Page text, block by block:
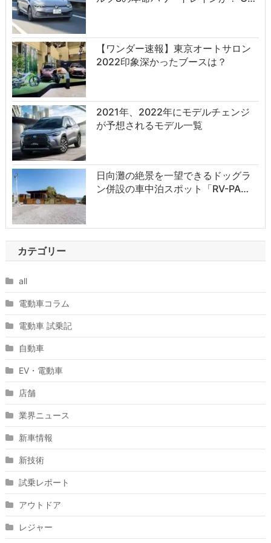
【ワンダー速報】東京オートサロン
2022印象深かったブースは？
2021年、2022年にモデルチェンジ
が予想されるモデル一覧
日向灘の絶景を一望できるドッグラ
ン併設の車中泊スポット「RV-PA…
カテゴリー
all
電動車コラム
電動車 試乗記
自動車
EV・電動車
店舗
業界ニュース
新車情報
新技術
試乗レポート
アウトドア
レジャー